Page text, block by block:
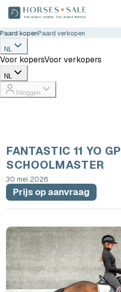
Paard kopenPaard verkopen
NL
Voor kopersVoor verkopers
NL
Inloggen
FANTASTIC 11 YO GP
SCHOOLMASTER
30 mei 2026
Prijs op aanvraag